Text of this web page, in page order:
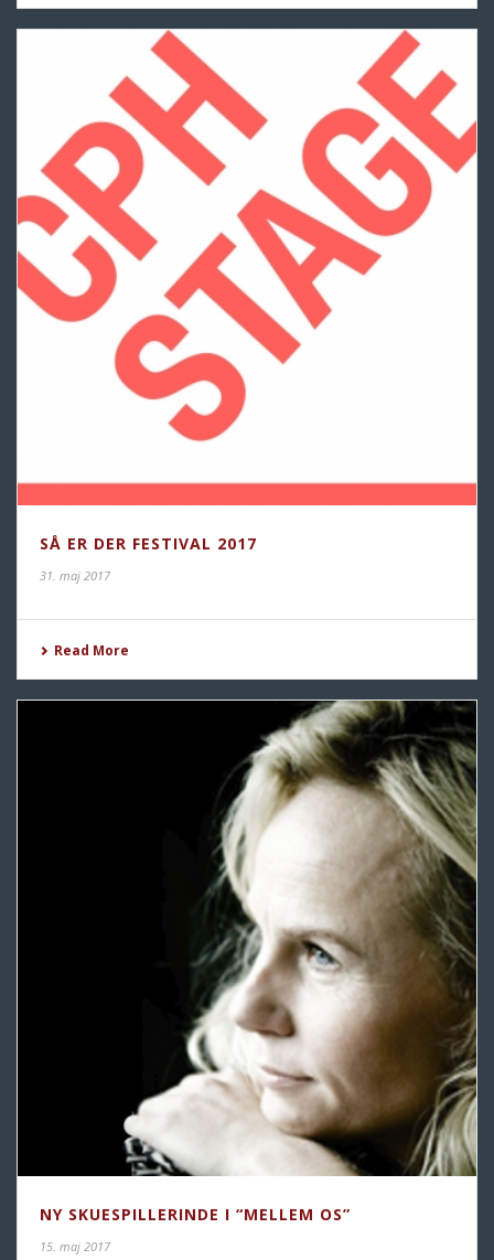
SÅ ER DER FESTIVAL 2017
31. maj 2017
Read More
NY SKUESPILLERINDE I “MELLEM OS”
15. maj 2017